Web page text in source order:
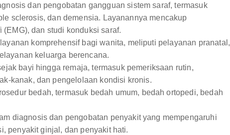
dan pengobatan gangguan sistem saraf, termasuk
sclerosis, dan demensia. Layanannya mencakup
dan studi konduksi saraf.
komprehensif bagi wanita, meliputi pelayanan pranatal,
keluarga berencana.
bayi hingga remaja, termasuk pemeriksaan rutin,
kanak, dan pengelolaan kondisi kronis.
bedah, termasuk bedah umum, bedah ortopedi, bedah
diagnosis dan pengobatan penyakit yang mempengaruhi
penyakit ginjal, dan penyakit hati.